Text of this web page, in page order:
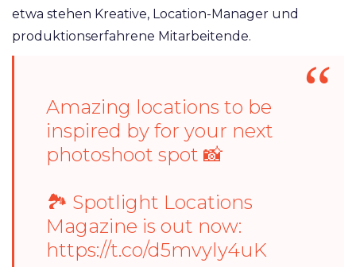
etwa stehen Kreative, Location-Manager und
produktionserfahrene Mitarbeitende.
Amazing locations to be
inspired by for your next
photoshoot spot 📸
🏞 Spotlight Locations
Magazine is out now:
https://t.co/d5mvyly4uK